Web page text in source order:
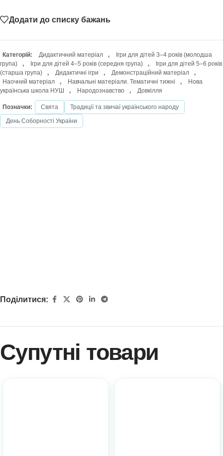
Додати до списку бажань
Категорій: Дидактичний матеріал ,
Ігри для дітей 3–4 років (молодша
група)
, Ігри для дітей 4–5 років (середня група) ,
Ігри для дітей 5–6 років
(старша група)
, Дидактичні ігри , Демонстраційний матеріал
,
Наочний матеріал
, Навчальні матеріали. Тематичні тижні ,
Нова
українська школа НУШ
, Народознавство , Довкілля
Позначки: Свята
Традиції та звичаї українського народу
День Соборності України
Поділитися:
Супутні товари